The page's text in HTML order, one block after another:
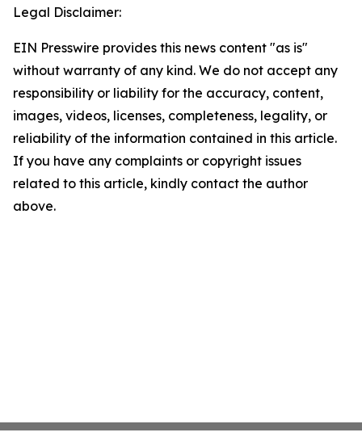
Legal Disclaimer:
EIN Presswire provides this news content "as is"
without warranty of any kind. We do not accept any
responsibility or liability for the accuracy, content,
images, videos, licenses, completeness, legality, or
reliability of the information contained in this article.
If you have any complaints or copyright issues
related to this article, kindly contact the author
above.